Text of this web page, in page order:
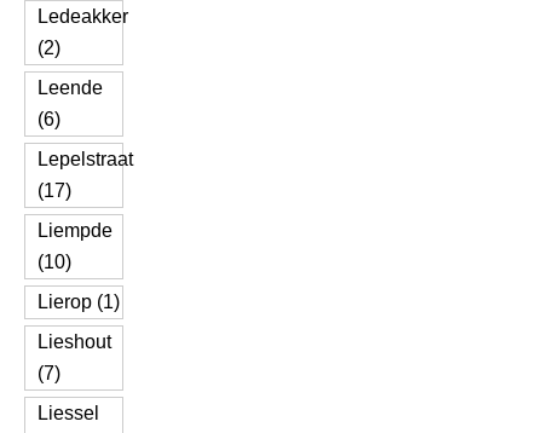
Ledeakker
(2)
Leende
(6)
Lepelstraat
(17)
Liempde
(10)
Lierop (1)
Lieshout
(7)
Liessel